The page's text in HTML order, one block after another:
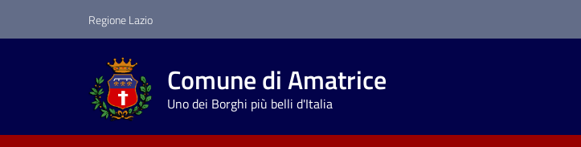
Regione Lazio
Comune di Amatrice
Uno dei Borghi più belli d'Italia